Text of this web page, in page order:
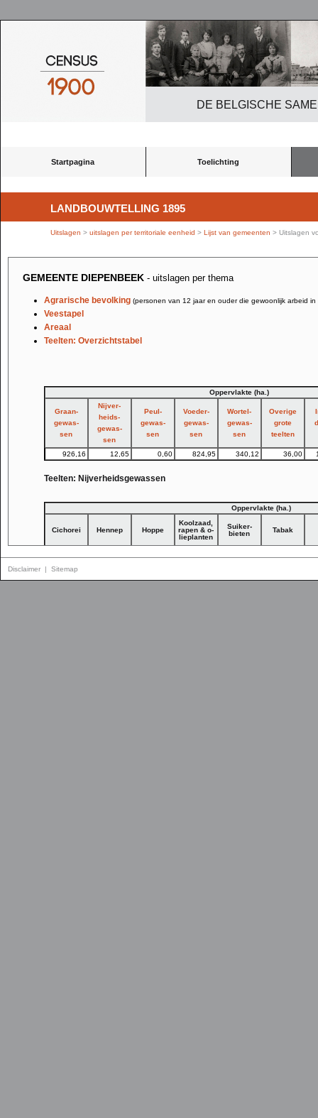
DE BELGISCHE
Startpagina Toelichting
LANDBOUWTELLING 1895
Uitslagen > uitslagen per territoriale eenheid > Lijst van gemeenten > Uitslagen
GEMEENTE DIEPENBEEK - uitslagen per thema
Agrarische bevolking (personen van 12 jaar en ouder die gewoonlijk arbeid
Veestapel
Areaal
Teelten: Overzichtstabel
Oppervlakte (ha.)
Graan-
gewas-
sen
Nijver-
heids-
gewas-
sen
Peul-
gewas-
sen
Voeder-
gewas-
sen
Wortel-
gewas-
sen
Overige
grote
teelten
926,16 12,65 0,60 824,95 340,12 36,00
Teelten: Nijverheidsgewassen
Oppervlakte (ha.)
Cichorei Hennep Hoppe
Koolzaad,
rapen & o-
lieplanten
Suiker-
bieten
Tabak
Landbouwexploitaties naar bezitsstructuur
Disclaimer | Sitemap